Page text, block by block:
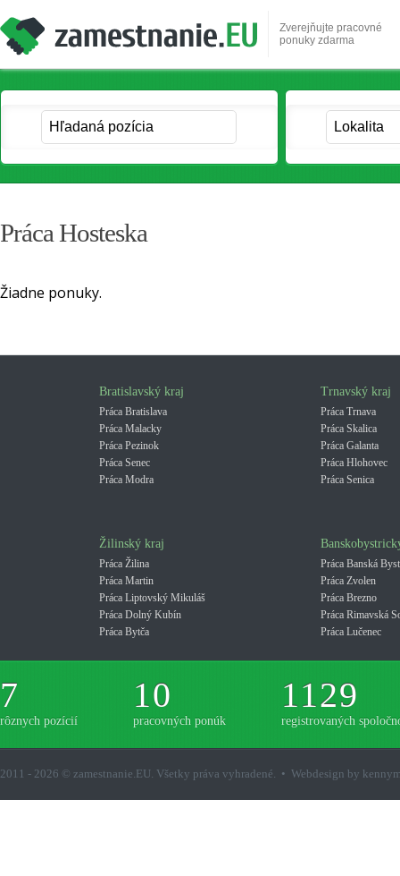
Zverejňujte pracovné
ponuky zdarma
Práca Hosteska
Žiadne ponuky.
Bratislavský kraj
Práca Bratislava
Práca Malacky
Práca Pezinok
Práca Senec
Práca Modra
Trnavský kraj
Práca Trnava
Práca Skalica
Práca Galanta
Práca Hlohovec
Práca Senica
Žilinský kraj
Práca Žilina
Práca Martin
Práca Liptovský Mikuláš
Práca Dolný Kubín
Práca Bytča
Práca Banská
Práca Zvolen
Práca Brezno
Práca Rimavská
Práca Lučenec
7
rôznych pozícií
10
pracovných ponúk
1129
registrovaných
2011 - 2026 © zamestnanie.EU. Všetky práva vyhradené. • Webdesign by